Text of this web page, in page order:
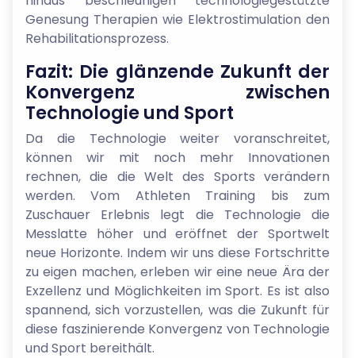
Genesung Therapien wie Elektrostimulation den
Rehabilitationsprozess.
Fazit: Die glänzende Zukunft der
Konvergenz zwischen
Technologie und Sport
Da die Technologie weiter voranschreitet,
können wir mit noch mehr Innovationen
rechnen, die die Welt des Sports verändern
werden. Vom Athleten Training bis zum
Zuschauer Erlebnis legt die Technologie die
Messlatte höher und eröffnet der Sportwelt
neue Horizonte. Indem wir uns diese Fortschritte
zu eigen machen, erleben wir eine neue Ära der
Exzellenz und Möglichkeiten im Sport. Es ist also
spannend, sich vorzustellen, was die Zukunft für
diese faszinierende Konvergenz von Technologie
und Sport bereithält.